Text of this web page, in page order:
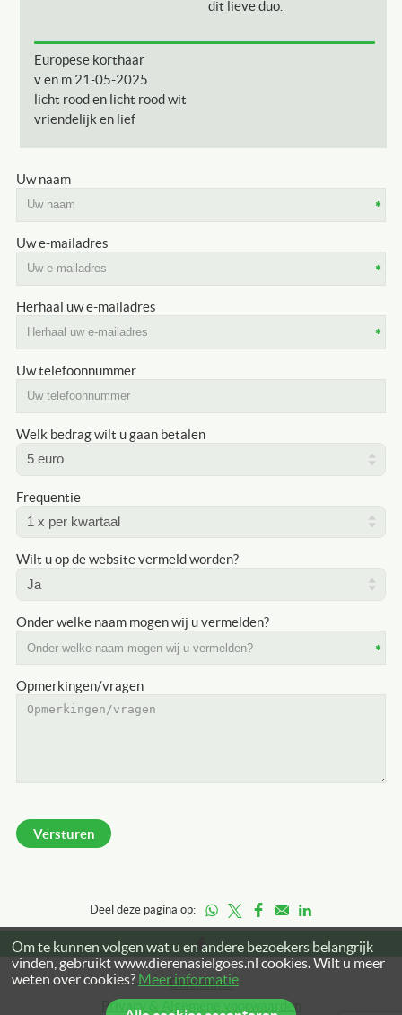
dit lieve duo.
Europese korthaar
v en m 21-05-2025
licht rood en licht rood wit
vriendelijk en lief
Uw naam
Uw e-mailadres
Herhaal uw e-mailadres
Uw telefoonnummer
Welk bedrag wilt u gaan betalen
Frequentie
Wilt u op de website vermeld worden?
Onder welke naam mogen wij u vermelden?
Opmerkingen/vragen
Deel deze pagina op:
Disclaimer
Privacy & Algemene voorwaarden
Om te kunnen volgen wat u en andere bezoekers belangrijk
vinden, gebruikt www.dierenasielgoes.nl cookies. Wilt u meer
weten over cookies? Meer informatie